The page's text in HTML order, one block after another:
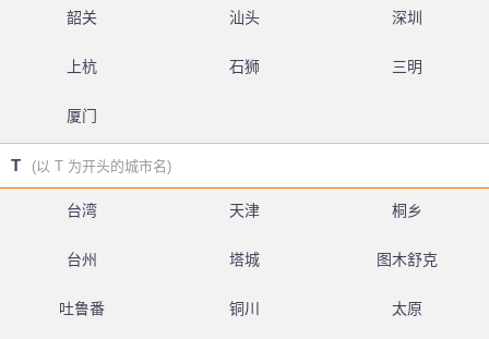
韶关 汕头 深圳
上杭 石狮 三明
厦门
T (以 T 为开头的城市名)
台湾 天津 桐乡
台州 塔城 图木舒克
吐鲁番 铜川 太原